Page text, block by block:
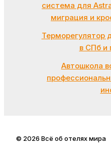
система для
миграция и
Терморегулятор
в СПб и
Автошкола
© 2026 Всё об отелях мира